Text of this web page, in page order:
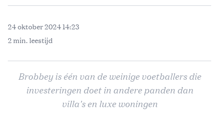
24 oktober 2024 14:23
2 min. leestijd
Brobbey is één van de weinige voetballers die
investeringen doet in andere panden dan
villa's en luxe woningen